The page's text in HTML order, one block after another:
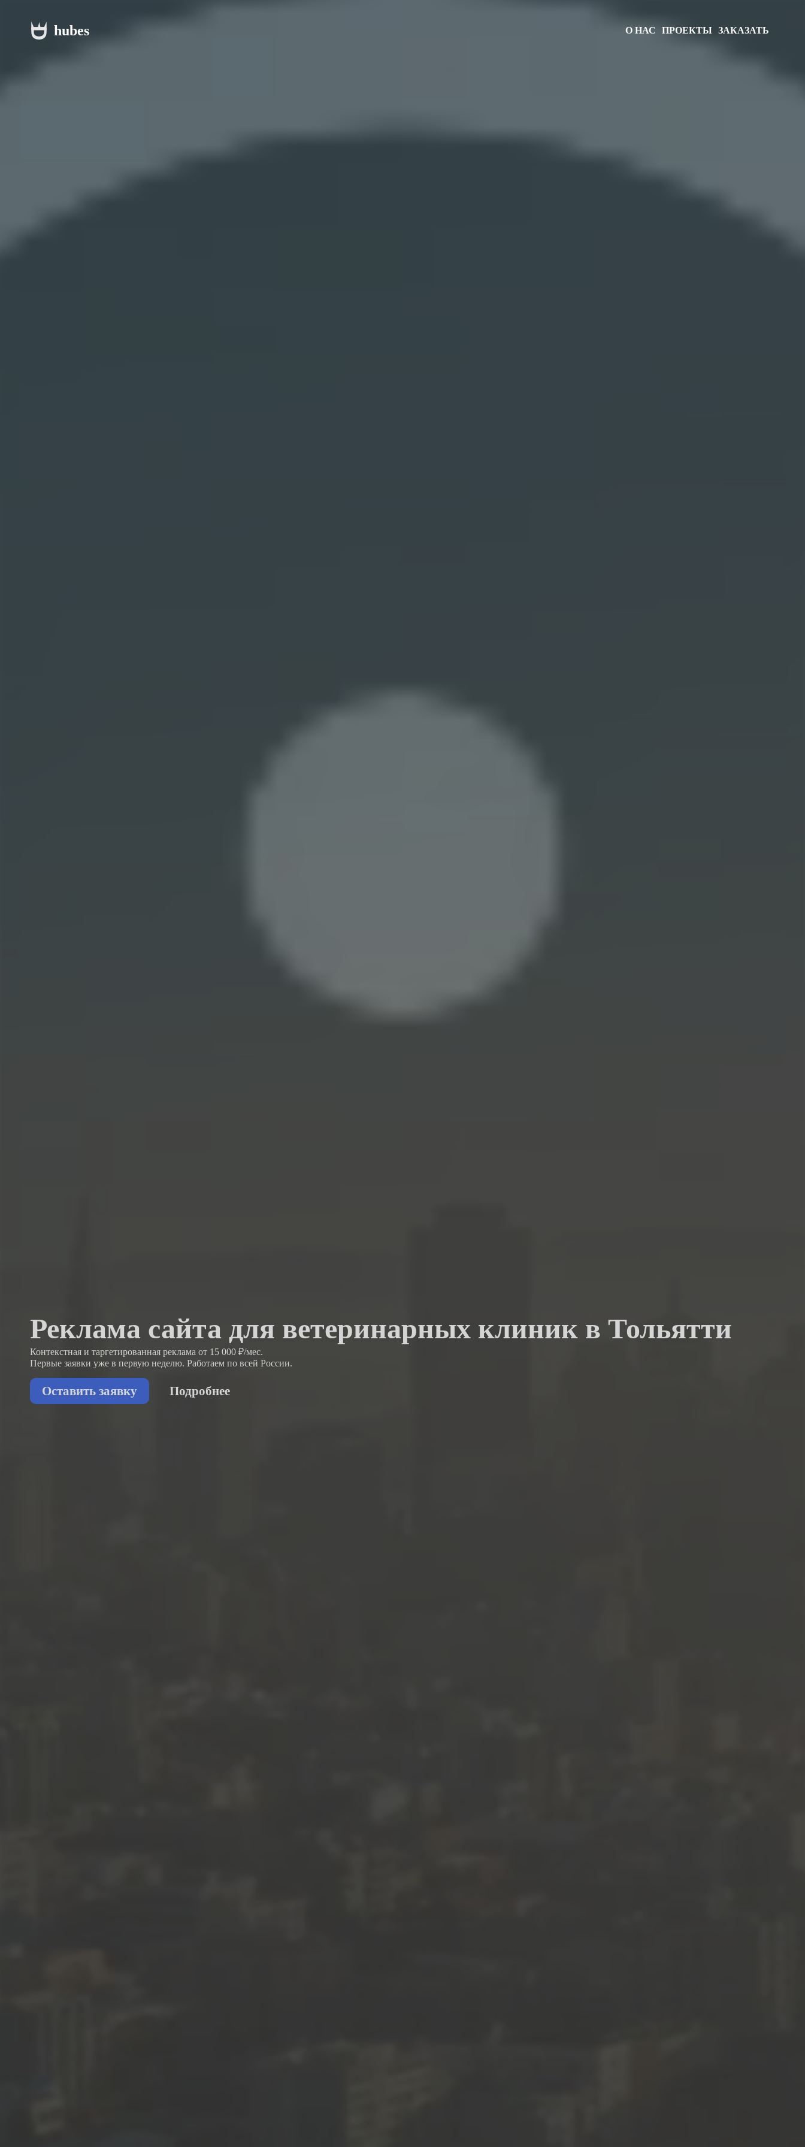
hubes О НАС ПРОЕКТЫ ЗАКАЗАТЬ
Реклама сайта для ветеринарных клиник в Тольятти
Контекстная и таргетированная реклама от 15 000 ₽/мес.
Первые заявки уже в первую неделю. Работаем по всей России.
Оставить заявку Подробнее